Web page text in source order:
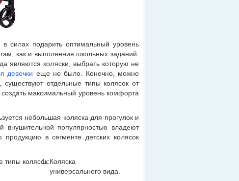
силах подарить оптимальный уровень
как и выполнения школьных заданий.
являются коляски, выбрать которую не
девочки еще не было. Конечно, можно
отдельные типы колясок от
максимальный уровень комфорта
небольшая коляска для прогулок и
внушительной популярностью владеют
в сегменте детских колясок
типы колясок:Коляска
универсального вида.